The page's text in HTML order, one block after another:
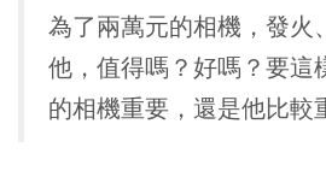
為了兩萬元的相機，發火
他，值得嗎？好嗎？要這
的相機重要，還是他比較